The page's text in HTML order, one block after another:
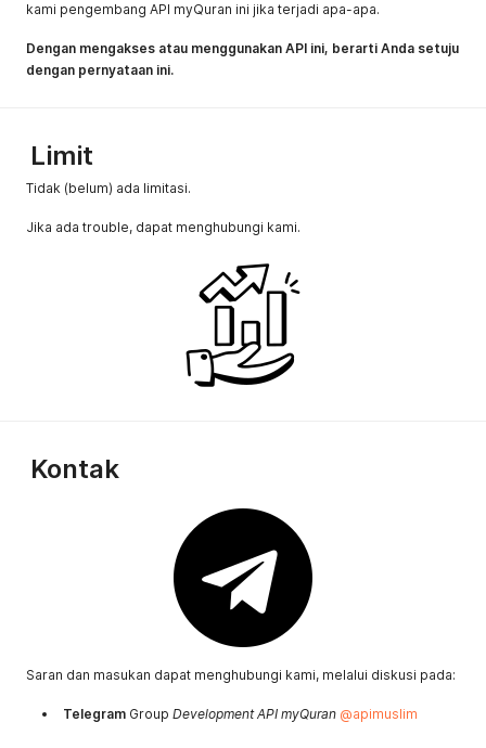
kami pengembang API myQuran ini jika terjadi apa-apa.
Dengan mengakses atau menggunakan API ini, berarti Anda setuju
dengan pernyataan ini.
Limit
Tidak (belum) ada limitasi.
Jika ada trouble, dapat menghubungi kami.
Kontak
Saran dan masukan dapat menghubungi kami, melalui diskusi pada:
Telegram Group Development API myQuran @apimuslim